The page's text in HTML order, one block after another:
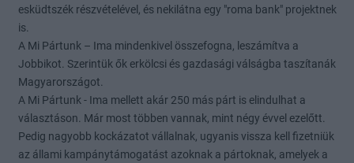
esküdtszék részvételével, és nekilátna egy "roma bank" projektnek
is.
A Mi Pártunk – Ima mindenkivel összefogna, leszámítva a
Jobbikot. Szerintük ők erkölcsi és gazdasági válságba taszítanák
Magyarországot.
A Mi Pártunk - Ima mellett akár 250 más párt is elindulhat a
választáson. Már most többen vannak, mint négy évvel ezelőtt.
Pedig nagyobb kockázatot vállalnak, ugyanis vissza kell fizetniük
az állami kampánytámogatást azoknak a pártoknak, amelyek a